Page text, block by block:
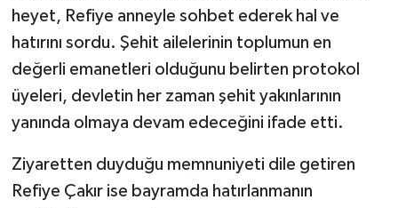
heyet, Refiye anneyle sohbet ederek hal ve
hatırını sordu. Şehit ailelerinin toplumun en
değerli emanetleri olduğunu belirten protokol
üyeleri, devletin her zaman şehit yakınlarının
yanında olmaya devam edeceğini ifade etti.
Ziyaretten duyduğu memnuniyeti dile getiren
Refiye Çakır ise bayramda hatırlanmanın